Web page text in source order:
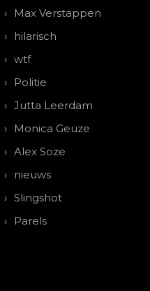
Max Verstappen
hilarisch
wtf
Politie
Jutta Leerdam
Monica Geuze
Alex Soze
nieuws
Slingshot
Parels